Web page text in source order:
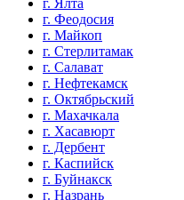
г. Ялта
г. Феодосия
г. Майкоп
г. Стерлитамак
г. Салават
г. Нефтекамск
г. Октябрьский
г. Махачкала
г. Хасавюрт
г. Дербент
г. Каспийск
г. Буйнакск
г. Назрань